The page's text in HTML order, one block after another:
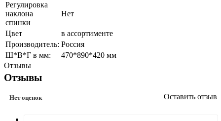
Регулировка
наклона
спинки
Нет
Цвет
в ассортименте
Производитель: Россия
Ш*В*Г в мм:
470*890*420 мм
Отзывы
Отзывы
Нет оценок Оставить отзыв